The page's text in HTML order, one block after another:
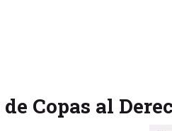
Copas al